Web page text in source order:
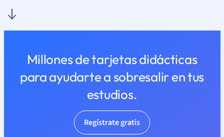
Millones de tarjetas didácticas
para ayudarte a sobresalir en tus
estudios.
Regístrate gratis